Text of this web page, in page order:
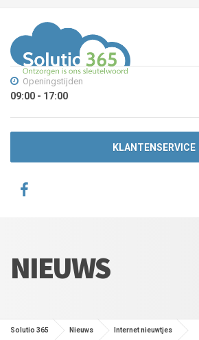
Openingstijden
09:00 - 17:00
KLANTENSERVICE
NIEUWS
Solutio 365 Nieuws Internet nieuwtjes